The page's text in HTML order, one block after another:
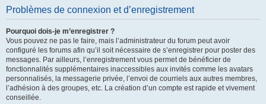
Problèmes de connexion et d’enregistrement
Pourquoi dois-je m’enregistrer ?
Vous pouvez ne pas le faire, mais l’administrateur du forum peut avoir
configuré les forums afin qu’il soit nécessaire de s’enregistrer pour poster des
messages. Par ailleurs, l’enregistrement vous permet de bénéficier de
fonctionnalités supplémentaires inaccessibles aux invités comme les avatars
personnalisés, la messagerie privée, l’envoi de courriels aux autres membres,
l’adhésion à des groupes, etc. La création d’un compte est rapide et vivement
conseillée.